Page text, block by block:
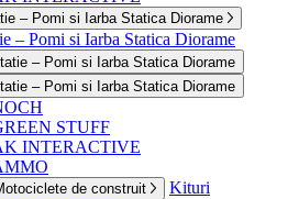
– Pomi si Iarba Statica Diorame
– Pomi si Iarba Statica Diorame
– Pomi si Iarba Statica Diorame
– Pomi si Iarba Statica Diorame
STUFF
INTERACTIVE
de construit
Kituri